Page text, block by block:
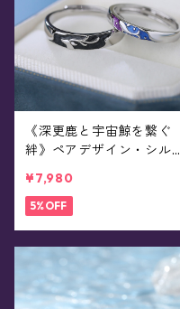
《深更鹿と宇宙鯨を繋ぐ
絆》ペアデザイン・シルバ
¥7,980
5%OFF